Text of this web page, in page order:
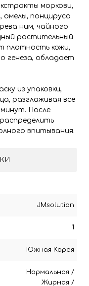
моркови,
омелы, понцируса
ним, чайного
растительный
плотность кожи,
генеза, обладает
из упаковки,
разглаживая все
После
впитывания.
JMsolution
1
Южная Корея
Нормальная /
Жирная /